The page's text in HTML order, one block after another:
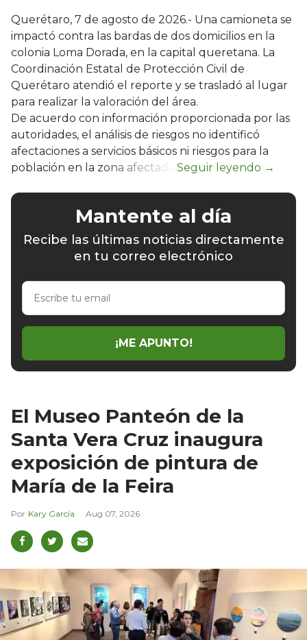
Querétaro, 7 de agosto de 2026.- Una camioneta se
impactó contra las bardas de dos domicilios en la
colonia Loma Dorada, en la capital queretana. La
Coordinación Estatal de Protección Civil de
Querétaro atendió el reporte y se trasladó al lugar
para realizar la valoración del área.
De acuerdo con información proporcionada por las
autoridades, el análisis de riesgos no identificó
afectaciones a servicios básicos ni riesgos para la
población en la zona afectada.
Mantente al día
Recibe las últimas noticias directamente
en tu correo electrónico
Escribe
email
¡ME APUNTO!
El Museo Panteón de la
Santa Vera Cruz inaugura
exposición de pintura de
María de la Feira
Kary García Aug 07, 2026